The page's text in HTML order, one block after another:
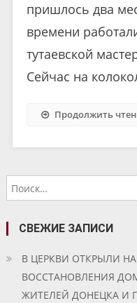
пришлось два
времени
тутаевской
Сейчас на
Продолжить
СВЕЖИЕ ЗАПИСИ
В ЦЕРКВИ ОТКРЫЛИ
ВОССТАНОВЛЕНИЯ
ЖИТЕЛЕЙ ДОНЕЦКА И